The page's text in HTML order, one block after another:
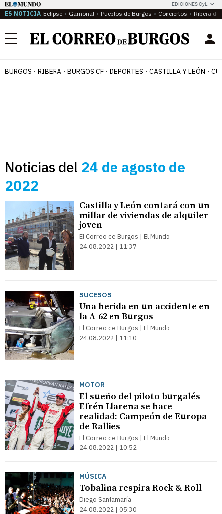
EDICIONES CyL
ES NOTICIA Eclipse Gamonal Pueblos de Burgos Conciertos Ribera del
Menú
BURGOS RIBERA BURGOS CF DEPORTES CASTILLA Y LEÓN
Noticias del 24 de agosto de
2022
Castilla y León contará con un
millar de viviendas de alquiler
joven
El Correo de Burgos | El Mundo
24.08.2022 | 11:37
SUCESOS
Una herida en un accidente en
la A-62 en Burgos
El Correo de Burgos | El Mundo
24.08.2022 | 11:10
MOTOR
El sueño del piloto burgalés
Efrén Llarena se hace
realidad: Campeón de Europa
de Rallies
El Correo de Burgos | El Mundo
24.08.2022 | 10:52
MÚSICA
Tobalina respira Rock & Roll
Diego Santamaría
24.08.2022 | 05:30